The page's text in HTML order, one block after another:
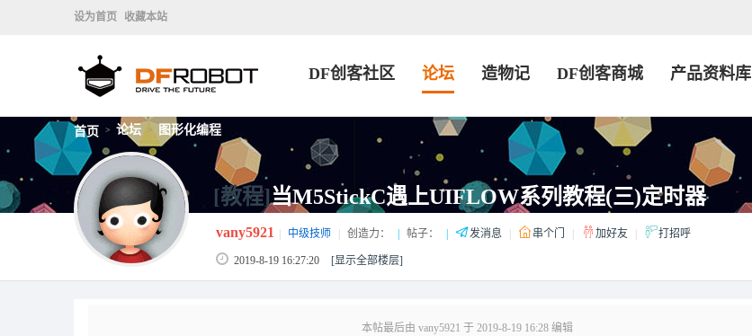
设为首页 收藏本站
DF创客社区 论坛 造物记 DF创客商城 产品资料库
首页 > 论坛 > 图形化编程
[教程]当M5StickC遇上UIFLOW系列教程(三)定时器
vany5921 中级技师 创造力： 帖子： 发消息 串个门 加好友 打招呼
2019-8-19 16:27:20 [显示全部楼层]
本帖最后由 vany5921 于 2019-8-19 16:28 编辑